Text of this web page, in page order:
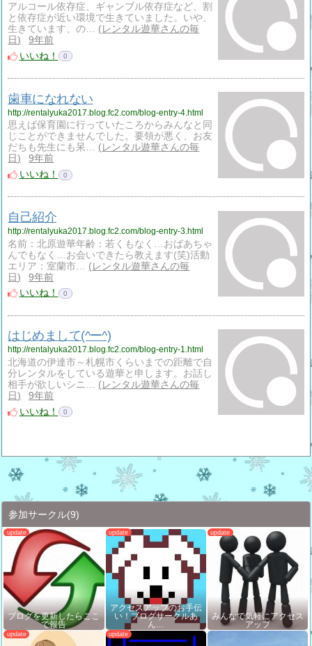
アルコール依存症、ギャンブル依存症など、割
と依存症が近い環境で生きていました。いや、
生きています、の…
レンタル遊華さんの毎
日
9年前
いいね！
0
歯車になれない
http://rentalyuka2017.blog.fc2.com/blog-entry-4.html
思えば保育園に行っていたころからみんなと同
じことができませんでした。要領が悪く、お友
だちも先生にも呆…
レンタル遊華さんの毎
日
9年前
いいね！
0
自己紹介
http://rentalyuka2017.blog.fc2.com/blog-entry-3.html
名前：北原遊華年齢：若くもなく…おばあちゃ
んでもなく…お会いできたら教えます(笑)活動
エリア：室蘭市…
レンタル遊華さんの毎
日
9年前
いいね！
0
はじめまして(^ー^)
http://rentalyuka2017.blog.fc2.com/blog-entry-1.html
北海道の伊達市～札幌市くらいまでの距離で自
分レンタルをしている遊華と申します。お話し
相手が欲しいシニ…
レンタル遊華さんの毎
日
9年前
いいね！
0
参加サークル(9)
ブログを更新したらここ
で報告
アクセスアップのお手伝
い！ブログサークルあ
ん…
みんなで気軽にアクセス
アップ